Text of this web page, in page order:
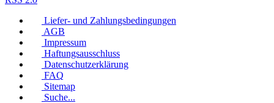
Liefer- und Zahlungsbedingungen
AGB
Impressum
Haftungsausschluss
Datenschutzerklärung
FAQ
Sitemap
Suche...